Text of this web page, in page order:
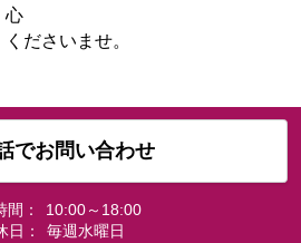
心
くださいませ。
でお問い合わせ
間：
10:00～18:00
日：
毎週水曜日